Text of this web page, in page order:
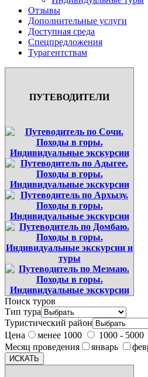
Отзывы
Дополнительные услуги
Доступная среда
Спецпредложения
Турагентствам
ПУТЕВОДИТЕЛИ
Поиск туров
Тип тура
Туристический район
Цена
менее 1000 1000 - 5000
Месяц проведения
январь